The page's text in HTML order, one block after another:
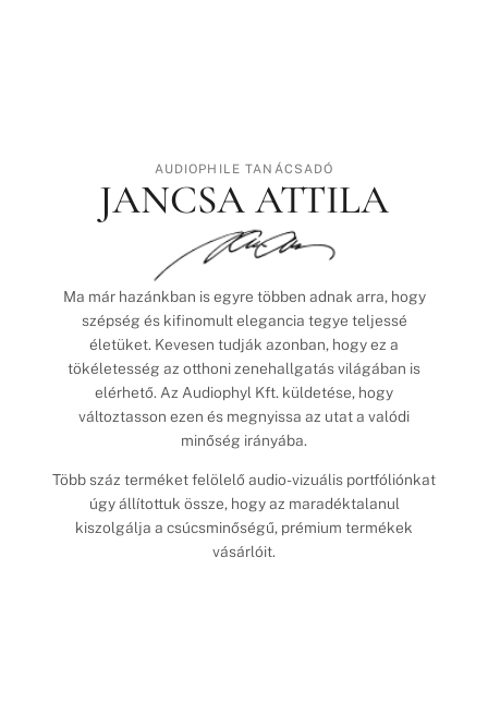
AUDIOPHILE TANÁCSADÓ
JANCSA ATTILA
Ma már hazánkban is egyre többen adnak arra, hogy
szépség és kifinomult elegancia tegye teljessé
életüket. Kevesen tudják azonban, hogy ez a
tökéletesség az otthoni zenehallgatás világában is
elérhető. Az Audiophyl Kft. küldetése, hogy
változtasson ezen és megnyissa az utat a valódi
minőség irányába.
Több száz terméket felölelő audio-vizuális portfóliónkat
úgy állítottuk össze, hogy az maradéktalanul
kiszolgálja a csúcsminőségű, prémium termékek
vásárlóit.